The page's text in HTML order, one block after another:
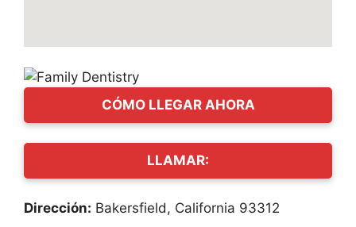
CÓMO LLEGAR AHORA
LLAMAR:
Dirección: Bakersfield, California 93312